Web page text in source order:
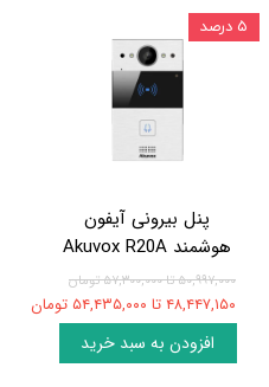
پنل بیرونی آیفون
هوشمند Akuvox R20A
۵۰,۹۹۷,۰۰۰ تا ۵۷,۳۰۰,۰۰۰ تومان
۴۸,۴۴۷,۱۵۰ تا ۵۴,۴۳۵,۰۰۰ تومان
افزودن به سبد خرید
۵ درصد